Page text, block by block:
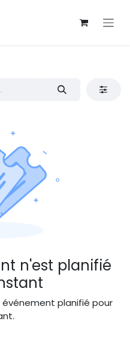
n'est planifié
planifié pour